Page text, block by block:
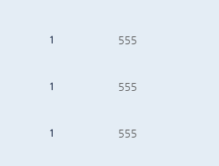
1 555
1 555
1 555